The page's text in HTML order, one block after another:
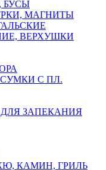
БУСЫ
МАГНИТЫ
ВЕРХУШКИ
С ПЛ.
ЗАПЕКАНИЯ
КАМИН, ГРИЛЬ